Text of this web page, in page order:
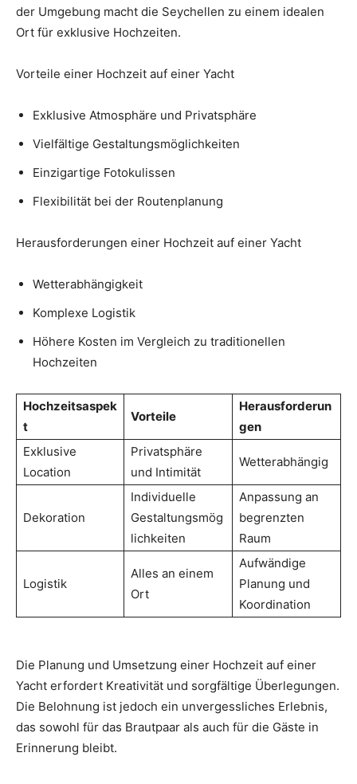
der Umgebung macht die Seychellen zu einem idealen
Ort für exklusive Hochzeiten.
Vorteile einer Hochzeit auf einer Yacht
Exklusive Atmosphäre und Privatsphäre
Vielfältige Gestaltungsmöglichkeiten
Einzigartige Fotokulissen
Flexibilität bei der Routenplanung
Herausforderungen einer Hochzeit auf einer Yacht
Wetterabhängigkeit
Komplexe Logistik
Höhere Kosten im Vergleich zu traditionellen
Hochzeiten
Hochzeitsaspek
t
Vorteile
Herausforderun
gen
Exklusive
Location
Privatsphäre
und Intimität
Wetterabhängig
Dekoration
Individuelle
Gestaltungsmög
lichkeiten
Anpassung an
begrenzten
Raum
Logistik
Alles an einem
Ort
Aufwändige
Planung und
Koordination
Die Planung und Umsetzung einer Hochzeit auf einer
Yacht erfordert Kreativität und sorgfältige Überlegungen.
Die Belohnung ist jedoch ein unvergessliches Erlebnis,
das sowohl für das Brautpaar als auch für die Gäste in
Erinnerung bleibt.